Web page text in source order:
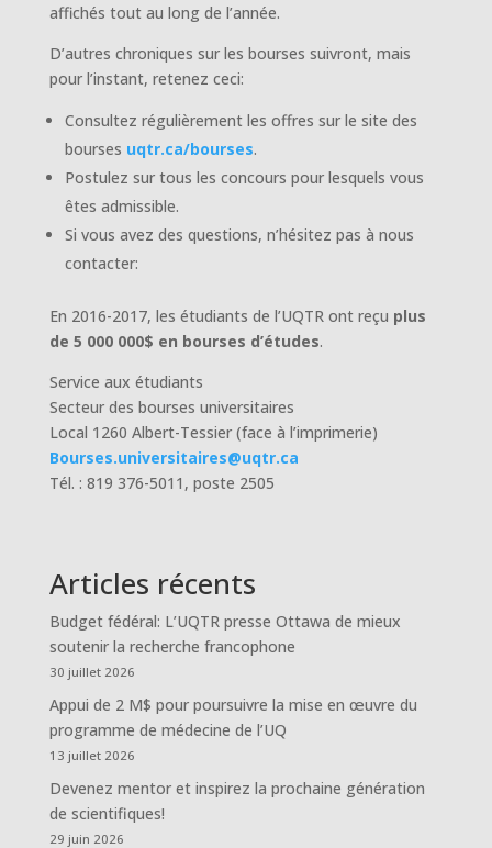
affichés tout au long de l’année.
D’autres chroniques sur les bourses suivront, mais
pour l’instant, retenez ceci:
Consultez régulièrement les offres sur le site des
bourses uqtr.ca/bourses.
Postulez sur tous les concours pour lesquels vous
êtes admissible.
Si vous avez des questions, n’hésitez pas à nous
contacter:
En 2016-2017, les étudiants de l’UQTR ont reçu plus
de 5 000 000$ en bourses d’études.
Service aux étudiants
Secteur des bourses universitaires
Local 1260 Albert-Tessier (face à l’imprimerie)
Bourses.universitaires@uqtr.ca
Tél. : 819 376-5011, poste 2505
Articles récents
Budget fédéral: L’UQTR presse Ottawa de mieux
soutenir la recherche francophone
30 juillet 2026
Appui de 2 M$ pour poursuivre la mise en œuvre du
programme de médecine de l’UQ
13 juillet 2026
Devenez mentor et inspirez la prochaine génération
de scientifiques!
29 juin 2026